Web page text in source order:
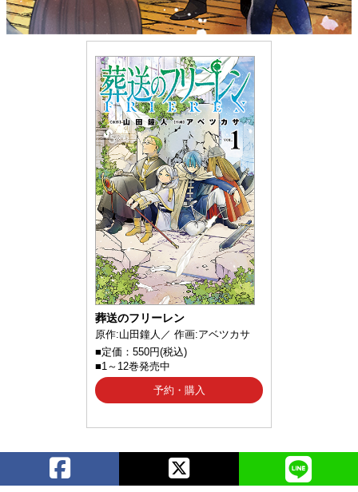
葬送のフリーレン
原作:山田鐘人／ 作画:アベツカサ
■定価：550円(税込)
■1～12巻発売中
予約・購入